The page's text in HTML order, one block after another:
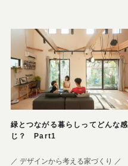
緑とつながる暮らしってどんな感
じ？ Part1
／ デザインから考える家づくり ／